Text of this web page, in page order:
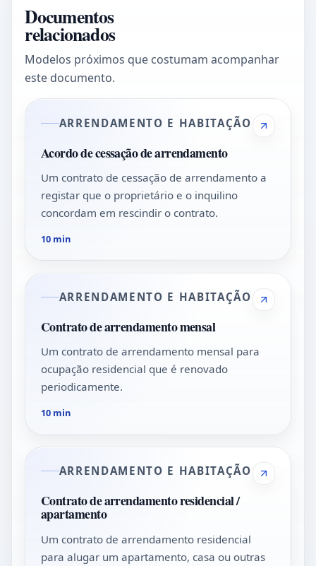
Documentos
relacionados
Modelos próximos que costumam acompanhar
este documento.
ARRENDAMENTO E HABITAÇÃO
Acordo de cessação de arrendamento
Um contrato de cessação de arrendamento a
registar que o proprietário e o inquilino
concordam em rescindir o contrato.
10 min
ARRENDAMENTO E HABITAÇÃO
Contrato de arrendamento mensal
Um contrato de arrendamento mensal para
ocupação residencial que é renovado
periodicamente.
10 min
ARRENDAMENTO E HABITAÇÃO
Contrato de arrendamento residencial /
apartamento
Um contrato de arrendamento residencial
para alugar um apartamento, casa ou outras